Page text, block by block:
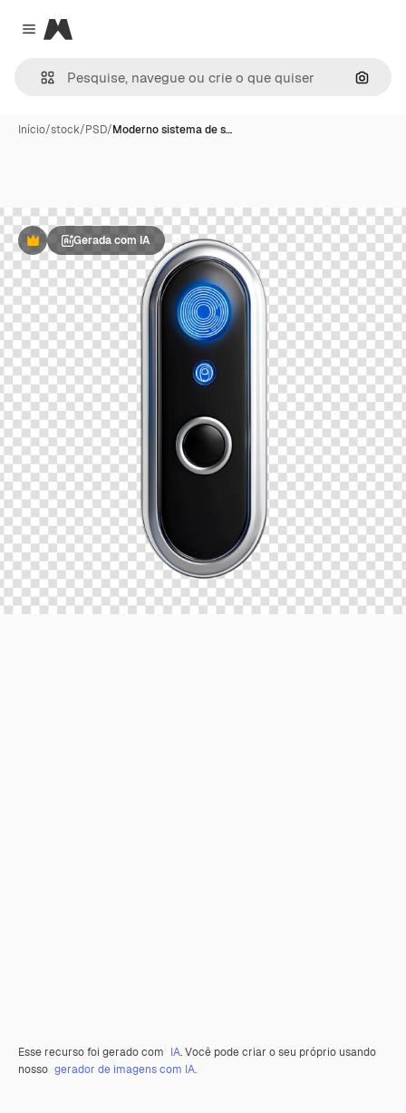
Close menu
Magnific
Início/stock/PSD/Moderno sistema de s…
PremiumGerada com IA
Esse recurso foi gerado com IA. Você pode criar o seu próprio usando
nosso gerador de imagens com IA.